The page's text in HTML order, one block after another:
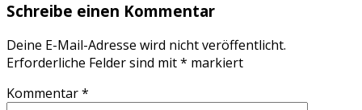
Schreibe einen Kommentar
Deine E-Mail-Adresse wird nicht veröffentlicht.
Erforderliche Felder sind mit* markiert
Kommentar*